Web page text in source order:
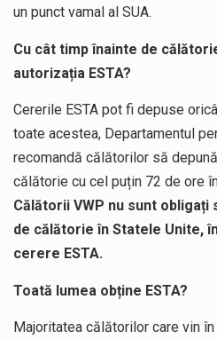
un punct vamal al SUA.
Cu cât timp înainte de
autorizația ESTA?
Cererile ESTA pot fi depuse
toate acestea, Departamentul
recomandă călătorilor să
călătorie cu cel puțin 72 de ore
Călătorii VWP nu sunt obligați
de călătorie în Statele Unite,
cerere ESTA.
Toată lumea obține ESTA?
Majoritatea călătorilor care vin